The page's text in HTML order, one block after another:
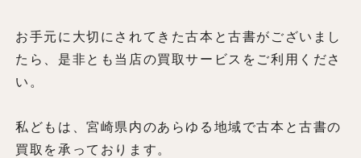
お手元に大切にされてきた古本と古書がございまし
たら、是非とも当店の買取サービスをご利用くださ
い。
私どもは、宮崎県内のあらゆる地域で古本と古書の
買取を承っております。